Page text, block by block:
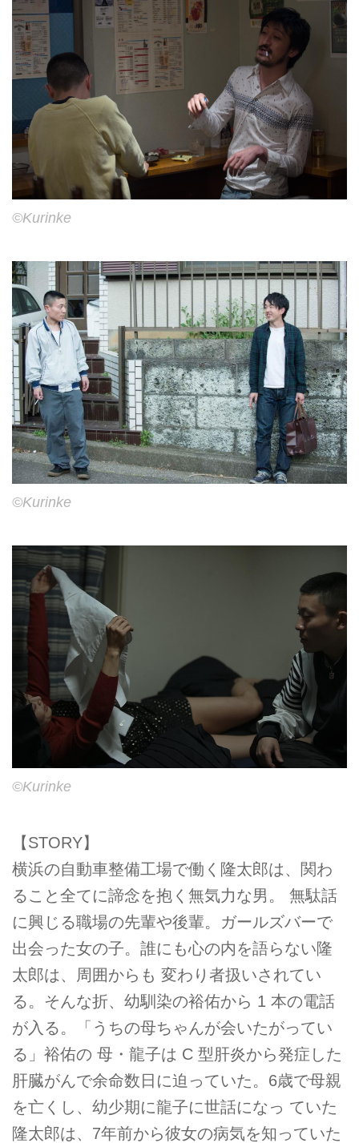
©Kurinke
©Kurinke
©Kurinke
【STORY】
横浜の自動車整備工場で働く隆太郎は、関わ
ること全てに諦念を抱く無気力な男。 無駄話
に興じる職場の先輩や後輩。ガールズバーで
出会った女の子。誰にも心の内を語らない隆
太郎は、周囲からも 変わり者扱いされてい
る。そんな折、幼馴染の裕佑から 1 本の電話
が入る。「うちの母ちゃんが会いたがってい
る」裕佑の 母・龍子は C 型肝炎から発症した
肝臓がんで余命数日に迫っていた。6歳で母親
を亡くし、幼少期に龍子に世話になっ ていた
隆太郎は、7年前から彼女の病気を知っていた